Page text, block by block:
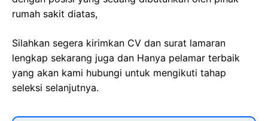
rumah sakit diatas,
Silahkan segera kirimkan CV dan surat lamaran
lengkap sekarang juga dan Hanya pelamar terbaik
yang akan kami hubungi untuk mengikuti tahap
seleksi selanjutnya.